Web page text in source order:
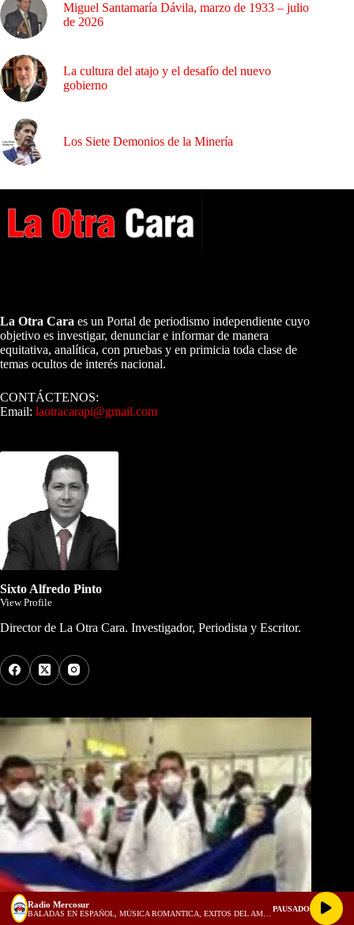
Miguel Santamaría Dávila, marzo de 1933 – julio
de 2026
La cultura del atajo y el desafío del nuevo
gobierno
Los Siete Demonios de la Minería
La Otra Cara es un Portal de periodismo independiente cuyo
objetivo es investigar, denunciar e informar de manera
equitativa, analítica, con pruebas y en primicia toda clase de
temas ocultos de interés nacional.
CONTÁCTENOS:
Email: laotracarapi@gmail.com
Sixto Alfredo Pinto
View Profile
Director de La Otra Cara. Investigador, Periodista y Escritor.
Radio Mercosur
BALADAS EN ESPAÑOL, MÚSICA ROMANTICA, EXITOS DEL AMOR, 1980, 1990, 2000 - 1 HORA PARA ENAMORADOS! (128 kbps)
PAUSADO